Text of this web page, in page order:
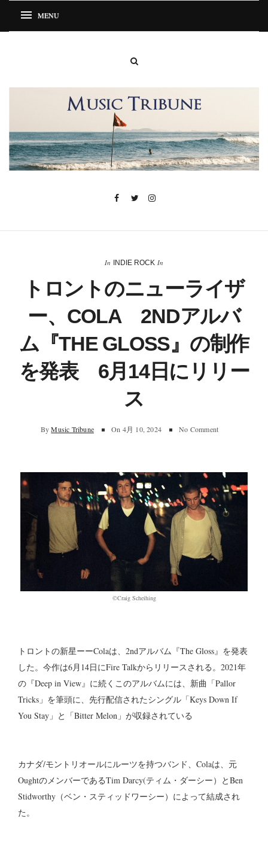
In INDIE ROCK In
トロントのニューライザ
ー、COLA 2NDアルバ
ム『THE GLOSS』の制作
を発表 6月14日にリリー
ス
By Music Tribune On 4月 10, 2024 No Comment
©Craig Scheihing
トロントの新星ーーColaは、2ndアルバム『The Gloss』を発表
した。今作は6月14日にFire Talkからリリースされる。2021年
の『Deep in View』に続くこのアルバムには、新曲「Pallor
Tricks」を筆頭に、先行配信されたシングル「Keys Down If
You Stay」と「Bitter Melon」が収録されている
カナダ/モントリオールにルーツを持つバンド、Colaは、元
OughtのメンバーであるTim Darcy(ティム・ダーシー）とBen
Stidworthy（ベン・スティッドワーシー）によって結成され
た。